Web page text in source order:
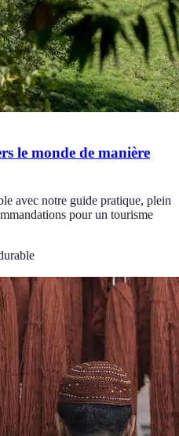
le monde de manière
avec notre guide pratique, plein
pour un tourisme